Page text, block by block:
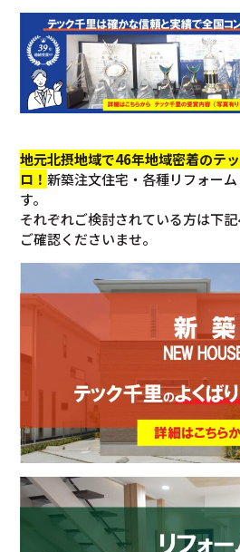
地元北摂地域で46年地域密着のテ
ロ！新築注文住宅・各種リフォー
す。
それぞれご検討されている方は下
ご確認くださいませ。